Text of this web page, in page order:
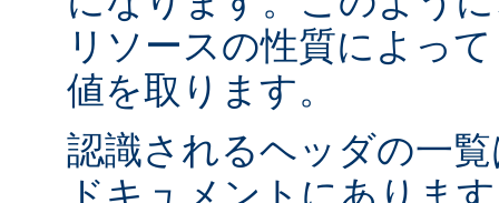
リソースの性質によっ
値を取ります。
認識されるヘッダの一
ドキュメントにありま